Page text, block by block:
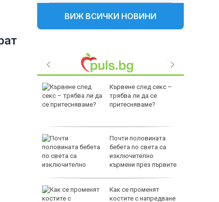
ВИЖ ВСИЧКИ НОВИНИ
са
Кървене след секс –
трябва ли да се
притесняваме?
Почти половината
бебета по света са
изключително
кърмени през първите
Как се променят
костите с напредване